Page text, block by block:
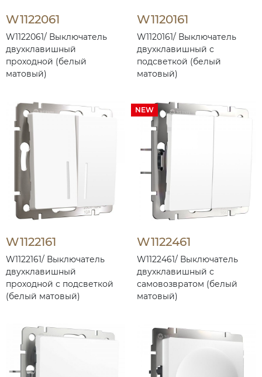
W1122061
W1122061/ Выключатель
двухклавишный
проходной (белый
матовый)
W1120161
W1120161/ Выключатель
двухклавишный с
подсветкой (белый
матовый)
W1122161
W1122161/ Выключатель
двухклавишный
проходной с подсветкой
(белый матовый)
NEW
W1122461
W1122461/ Выключатель
двухклавишный с
самовозвратом (белый
матовый)